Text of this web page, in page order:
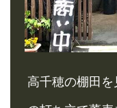
高千穂の棚田